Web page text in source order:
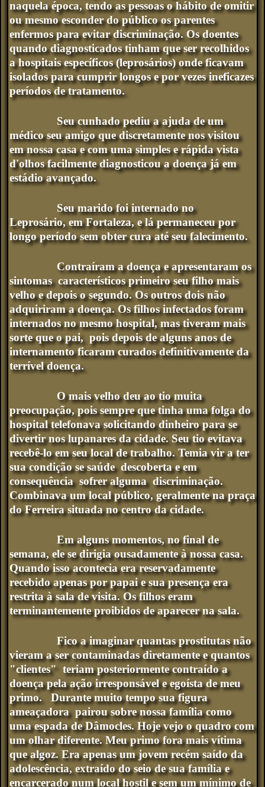
naquela época, tendo as pessoas o hábito de omitir
ou mesmo esconder do público os parentes
enfermos para evitar discriminação. Os doentes
quando diagnosticados tinham que ser recolhidos
a hospitais específicos (leprosários) onde ficavam
isolados para cumprir longos e por vezes ineficazes
períodos de tratamento.
Seu cunhado pediu a ajuda de um
médico seu amigo que discretamente nos visitou
em nossa casa e com uma simples e rápida vista
d'olhos facilmente diagnosticou a doença já em
estádio avançado.
Seu marido foi internado no
Leprosário, em Fortaleza, e lá permaneceu por
longo período sem obter cura até seu falecimento.
Contraíram a doença e apresentaram os
sintomas característicos primeiro seu filho mais
velho e depois o segundo. Os outros dois não
adquiriram a doença. Os filhos infectados foram
internados no mesmo hospital, mas tiveram mais
sorte que o pai, pois depois de alguns anos de
internamento ficaram curados definitivamente da
terrível doença.
O mais velho deu ao tio muita
preocupação, pois sempre que tinha uma folga do
hospital telefonava solicitando dinheiro para se
divertir nos lupanares da cidade. Seu tio evitava
recebê-lo em seu local de trabalho. Temia vir a ter
sua condição se saúde descoberta e em
consequência sofrer alguma discriminação.
Combinava um local público, geralmente na praça
do Ferreira situada no centro da cidade.
Em alguns momentos, no final de
semana, ele se dirigia ousadamente à nossa casa.
Quando isso acontecia era reservadamente
recebido apenas por papai e sua presença era
restrita à sala de visita. Os filhos eram
terminantemente proibidos de aparecer na sala.
Fico a imaginar quantas prostitutas não
vieram a ser contaminadas diretamente e quantos
"clientes" teriam posteriormente contraído a
doença pela ação irresponsável e egoísta de meu
primo. Durante muito tempo sua figura
ameaçadora pairou sobre nossa família como
uma espada de Dâmocles. Hoje vejo o quadro com
um olhar diferente. Meu primo fora mais vítima
que algoz. Era apenas um jovem recém saído da
adolescência, extraído do seio de sua família e
encarcerado num local hostil e sem um mínimo de